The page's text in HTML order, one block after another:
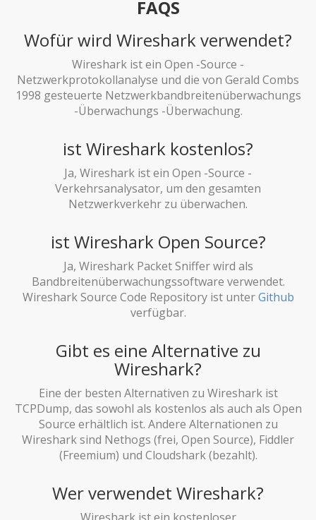
FAQS
Wofür wird Wireshark verwendet?
Wireshark ist ein Open -Source -
Netzwerkprotokollanalyse und die von Gerald Combs
1998 gesteuerte Netzwerkbandbreitenüberwachungs
-Überwachungs -Überwachung.
ist Wireshark kostenlos?
Ja, Wireshark ist ein Open -Source -
Verkehrsanalysator, um den gesamten
Netzwerkverkehr zu überwachen.
ist Wireshark Open Source?
Ja, Wireshark Packet Sniffer wird als
Bandbreitenüberwachungssoftware verwendet.
Wireshark Source Code Repository ist unterGithub
verfügbar.
Gibt es eine Alternative zu
Wireshark?
Eine der besten Alternativen zu Wireshark ist
TCPDump, das sowohl als kostenlos als auch als Open
Source erhältlich ist. Andere Alternationen zu
Wireshark sind Nethogs (frei, Open Source), Fiddler
(Freemium) und Cloudshark (bezahlt).
Wer verwendet Wireshark?